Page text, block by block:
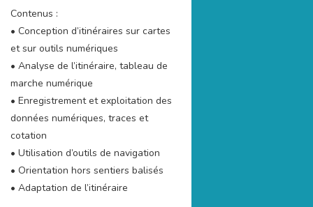
Contenus :
• Conception d’itinéraires sur cartes
et sur outils numériques
• Analyse de l’itinéraire, tableau de
marche numérique
• Enregistrement et exploitation des
données numériques, traces et
cotation
• Utilisation d’outils de navigation
• Orientation hors sentiers balisés
• Adaptation de l’itinéraire